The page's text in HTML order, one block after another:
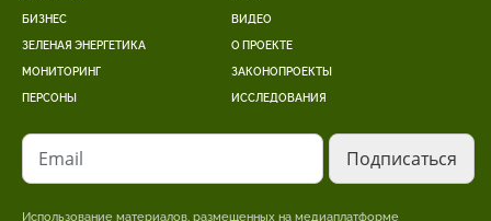
БИЗНЕС
ЗЕЛЕНАЯ ЭНЕРГЕТИКА
МОНИТОРИНГ
ПЕРСОНЫ
ВИДЕО
О ПРОЕКТЕ
ЗАКОНОПРОЕКТЫ
ИССЛЕДОВАНИЯ
Email
Использование материалов, размещенных на медиаплатформе